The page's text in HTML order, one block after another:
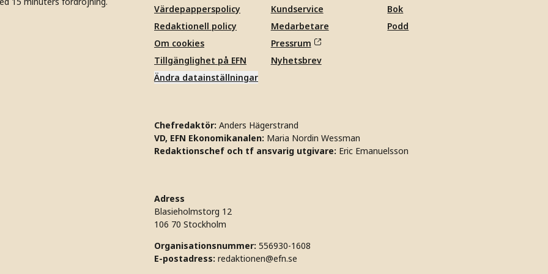
Värdepapperspolicy
Redaktionell policy
Om cookies
Tillgänglighet på EFN
Ändra datainställningar
Kundservice
Medarbetare
Pressrum
Nyhetsbrev
Bok
Podd
Chefredaktör: Anders Hägerstrand
VD, EFN Ekonomikanalen: Maria Nordin Wessman
Redaktionschef och tf ansvarig utgivare: Eric Emanuelsson
Adress
Blasieholmstorg 12
106 70 Stockholm
Organisationsnummer: 556930-1608
E-postadress: redaktionen@efn.se